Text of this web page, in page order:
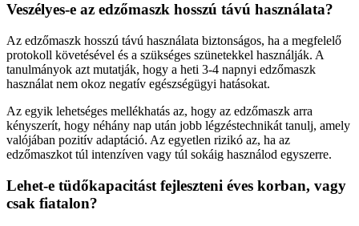
Veszélyes-e az edzőmaszk hosszú távú használata?
Az edzőmaszk hosszú távú használata biztonságos, ha a megfelelő
protokoll követésével és a szükséges szünetekkel használják. A
tanulmányok azt mutatják, hogy a heti 3-4 napnyi edzőmaszk
használat nem okoz negatív egészségügyi hatásokat.
Az egyik lehetséges mellékhatás az, hogy az edzőmaszk arra
kényszerít, hogy néhány nap után jobb légzéstechnikát tanulj, amely
valójában pozitív adaptáció. Az egyetlen rizikó az, ha az
edzőmaszkot túl intenzíven vagy túl sokáig használod egyszerre.
Lehet-e tüdőkapacitást fejleszteni éves korban, vagy
csak fiatalon?